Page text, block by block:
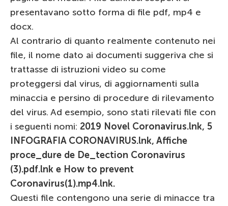
presentavano sotto forma di file pdf, mp4 e
docx.
Al contrario di quanto realmente contenuto nei
file, il nome dato ai documenti suggeriva che si
trattasse di istruzioni video su come
proteggersi dal virus, di aggiornamenti sulla
minaccia e persino di procedure di rilevamento
del virus. Ad esempio, sono stati rilevati file con
i seguenti nomi: 2019 Novel Coronavirus.lnk, 5
INFOGRAFIA CORONAVIRUS.lnk, Affiche
proce_dure de De_tection Coronavirus
(3).pdf.lnk e How to prevent
Coronavirus(1).mp4.lnk.
Questi file contengono una serie di minacce tra